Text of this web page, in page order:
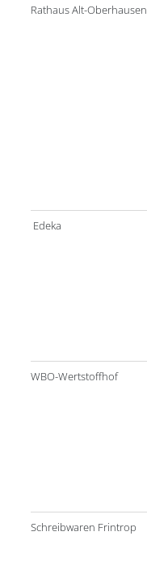
Rathaus Alt-Oberhausen
Edeka
WBO-Wertstoffhof
Schreibwaren Frintrop